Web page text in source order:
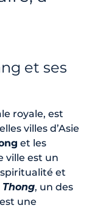
et ses
royale, est
villes d’Asie
et les
ville est un
et
, un des
une